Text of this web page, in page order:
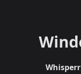
Whisperr